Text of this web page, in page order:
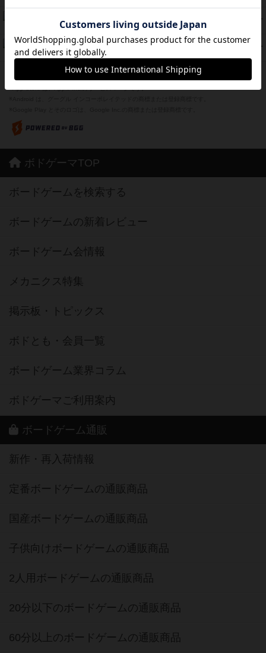
PT
紹介文なし 0件の投稿
39 PT
ふたつの城の物語
紹介文あり 6件の投稿
※Apple、Apple のロゴ は、米国および他の国々で登録されたApple Inc.の商標です。
※App Store は、Apple Inc.のサービスマークです。
ボドゲーマTOP
ボードゲームを検索する
ボードゲームの新着レビュー
ボードゲーム会情報
メカニクス特集
掲示板・トピックス
ボドとも・会員一覧
ボードゲーム業界コラム
ボドゲーマご利用案内
ボードゲーム通販
新作・再入荷情報
定番ボードゲームの通販商品
国産ボードゲームの通販商品
子供向けボードゲームの通販商品
2人用ボードゲームの通販商品
20分以下のボードゲームの通販商品
60分以上のボードゲームの通販商品